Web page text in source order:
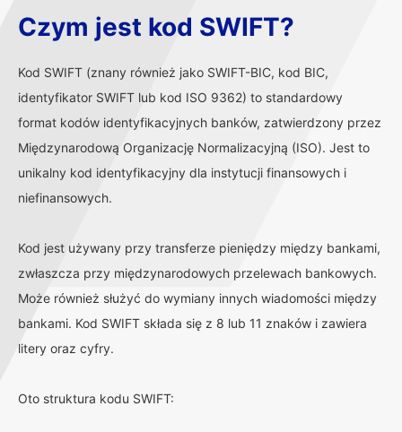
Czym jest kod SWIFT?
Kod SWIFT (znany również jako SWIFT-BIC, kod BIC,
identyfikator SWIFT lub kod ISO 9362) to standardowy
format kodów identyfikacyjnych banków, zatwierdzony przez
Międzynarodową Organizację Normalizacyjną (ISO). Jest to
unikalny kod identyfikacyjny dla instytucji finansowych i
niefinansowych.
Kod jest używany przy transferze pieniędzy między bankami,
zwłaszcza przy międzynarodowych przelewach bankowych.
Może również służyć do wymiany innych wiadomości między
bankami. Kod SWIFT składa się z 8 lub 11 znaków i zawiera
litery oraz cyfry.
Oto struktura kodu SWIFT: